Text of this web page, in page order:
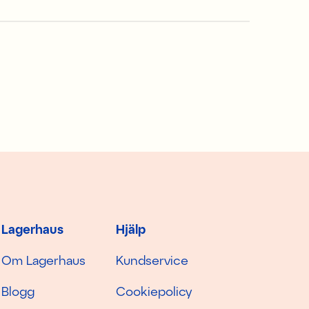
Lagerhaus
Om Lagerhaus
Blogg
Hjälp
Kundservice
Cookiepolicy